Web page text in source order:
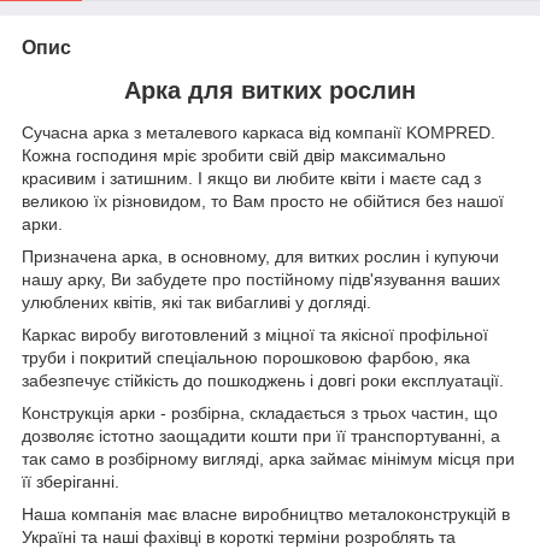
Опис
Арка для витких рослин
Сучасна арка з металевого каркаса від компанії KOMPRED.
Кожна господиня мріє зробити свій двір максимально
красивим і затишним. І якщо ви любите квіти і маєте сад з
великою їх різновидом, то Вам просто не обійтися без нашої
арки.
Призначена арка, в основному, для витких рослин і купуючи
нашу арку, Ви забудете про постійному підв'язування ваших
улюблених квітів, які так вибагливі у догляді.
Каркас виробу виготовлений з міцної та якісної профільної
труби і покритий спеціальною порошковою фарбою, яка
забезпечує стійкість до пошкоджень і довгі роки експлуатації.
Конструкція арки - розбірна, складається з трьох частин, що
дозволяє істотно заощадити кошти при її транспортуванні, а
так само в розбірному вигляді, арка займає мінімум місця при
її зберіганні.
Наша компанія має власне виробництво металоконструкцій в
Україні та наші фахівці в короткі терміни розроблять та